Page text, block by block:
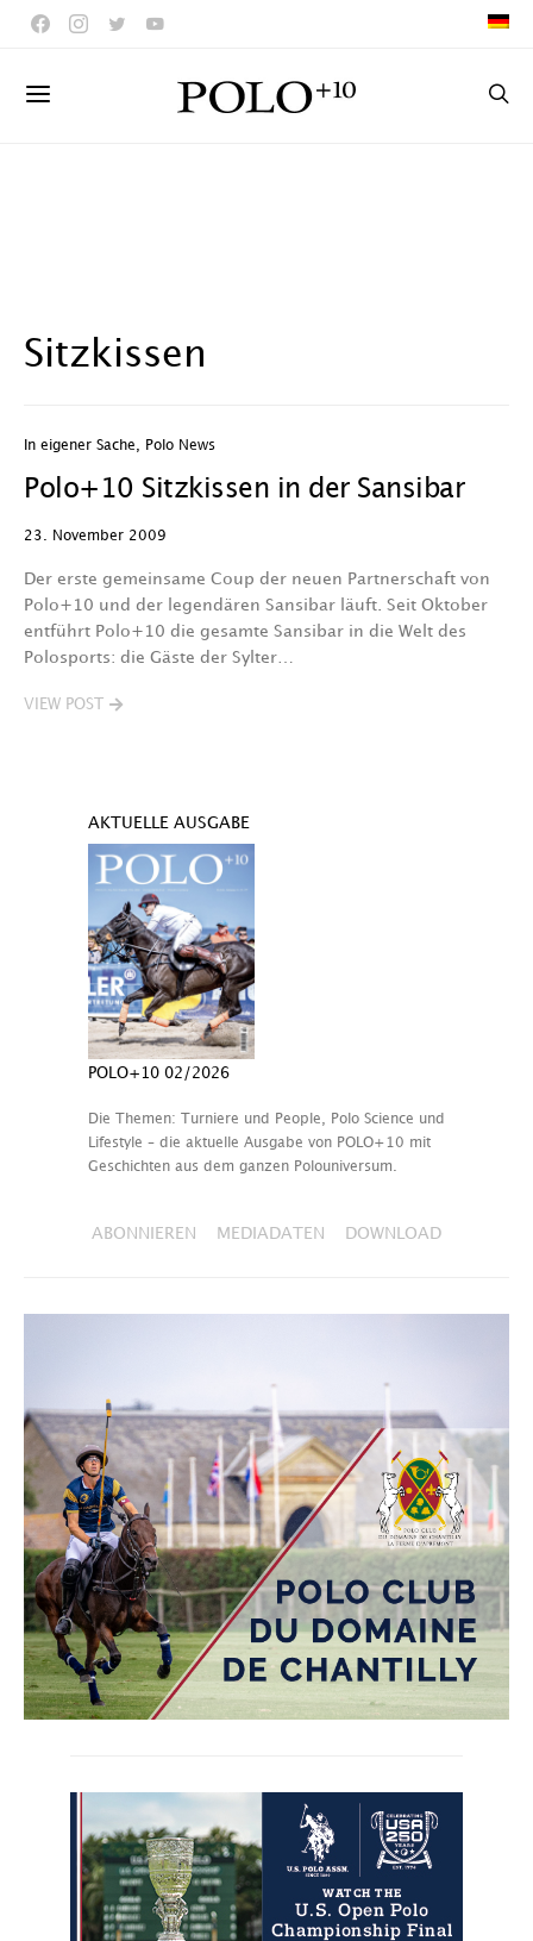
Sitzkissen
In eigener Sache Polo News
Polo+10 Sitzkissen in der Sansibar
23. November 2009
Der erste gemeinsame Coup der neuen Partnerschaft von
Polo+10 und der legendären Sansibar läuft. Seit Oktober
entführt Polo+10 die gesamte Sansibar in die Welt des
Polosports: die Gäste der Sylter…
VIEW POST
AKTUELLE AUSGABE
POLO+10 02/2026
Die Themen: Turniere und People, Polo Science und
Lifestyle – die aktuelle Ausgabe von POLO+10 mit
Geschichten aus dem ganzen Polouniversum.
ABONNIEREN MEDIADATEN DOWNLOAD